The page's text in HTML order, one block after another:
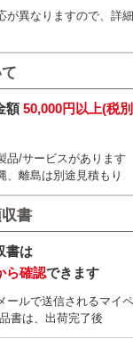
が異なりますので、詳
額50,000円以上(税
品/サービスがあります
、離島は別途見積もり
書
書は
ら確認できます
ールで送信されるマイ
書は、出荷完了後